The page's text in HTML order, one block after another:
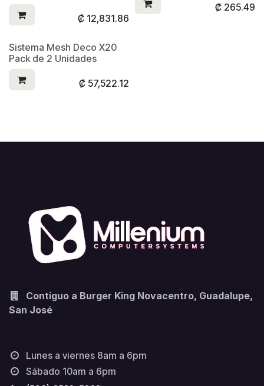
₡ 12,831.86
₡ 265.49
Sistema Mesh Deco X20
Pack de 2 Unidades
₡ 57,522.12
Contiguo a Burger King Novacentro, Guadalupe,
San José
Lunes a viernes 8am a 6pm
Sábado 10am a 6pm